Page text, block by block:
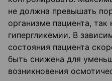
не должна превышать
организме пациента,
гипергликемии. В
состояния пациента
быть снижена для
возникновения